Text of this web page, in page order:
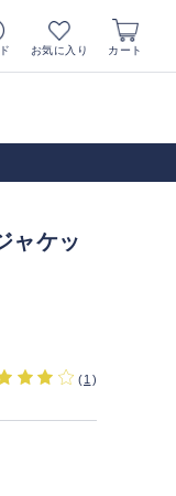
お気に入り カート
ャケッ
(1 )